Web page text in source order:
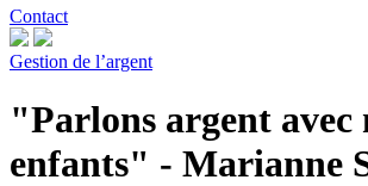
Contact
Gestion de l’argent
"Parlons argent avec
enfants" - Marianne